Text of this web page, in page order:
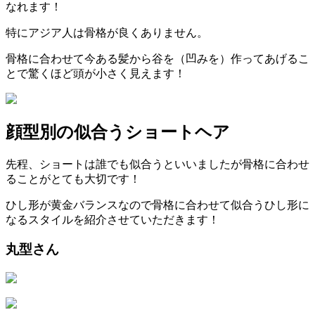
なれます！
特にアジア人は骨格が良くありません。
骨格に合わせて今ある髪から谷を（凹みを）作ってあげるこ
とで驚くほど頭が小さく見えます！
顔型別の似合うショートヘア
先程、ショートは誰でも似合うといいましたが骨格に合わせ
ることがとても大切です！
ひし形が黄金バランスなので骨格に合わせて似合うひし形に
なるスタイルを紹介させていただきます！
丸型さん